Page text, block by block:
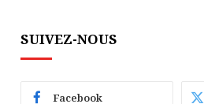
SUIVEZ-NOUS
Facebook